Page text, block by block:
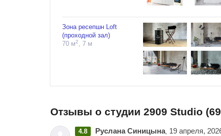
Зона ресепшн Loft
(проходной зал)
70 м2, 7 м
Отзывы о студии 2909 Studio
4.8 Руслана Синицына, 19 апреля,